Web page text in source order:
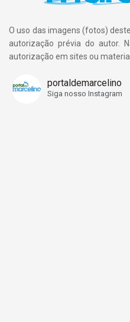
O uso das imagens (fotos)
autorização prévia do autor.
autorização em sites ou
portaldemarcelino
Siga nosso Instagram